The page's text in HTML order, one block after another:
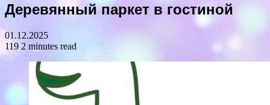
Деревянный паркет в гостиной
01.12.2025
119 2 minutes read